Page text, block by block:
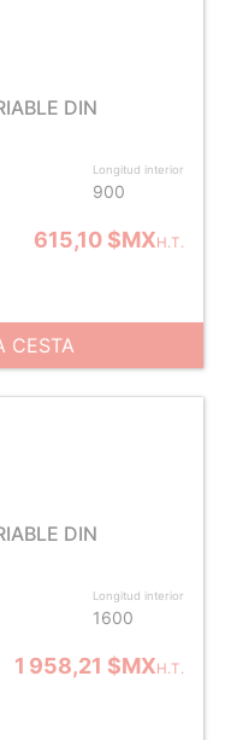
DIN
Longitud interior
900
615,10 $MXH.T.
CESTA
DIN
Longitud interior
1600
1 958,21 $MXH.T.